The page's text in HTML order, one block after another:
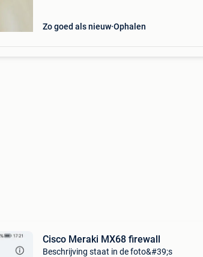
Zo goed als nieuw Ophalen
Cisco Meraki MX68 firewall
Beschrijving staat in de foto&#39;s